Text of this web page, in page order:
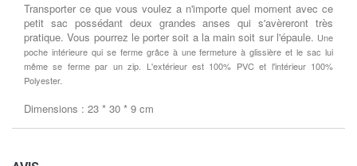
Transporter ce que vous voulez a n'importe quel moment avec ce
petit sac possédant deux grandes anses qui s'avèreront très
pratique. Vous pourrez le porter soit a la main soit sur l'épaule. Une
poche intérieure qui se ferme grâce à une fermeture à glissière et le sac lui
même se ferme par un zip. L'extérieur est 100% PVC et l'intérieur 100%
Polyester.
Dimensions : 23 * 30 * 9 cm